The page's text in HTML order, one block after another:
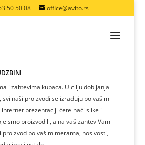
50 50 08 office@avito.rs
i zahtevima kupaca. U cilju dobijanja
naši proizvodi se izrađuju po vašim
prezentaciji ćete naći slike i
smo proizvodili, a na vaš zahtev Vam
po vašim merama, nosivosti,